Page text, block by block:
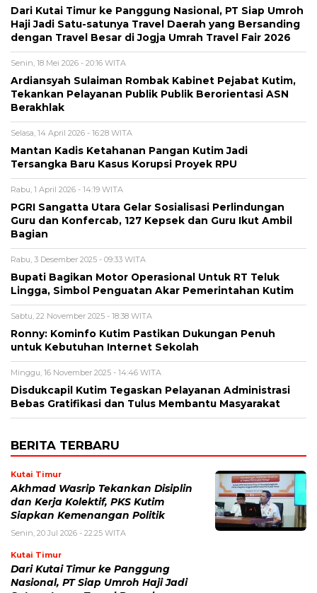
Dari Kutai Timur ke Panggung Nasional, PT Siap Umroh
Haji Jadi Satu-satunya Travel Daerah yang Bersanding
dengan Travel Besar di Jogja Umrah Travel Fair 2026
Senin, 18 Mei 2026 - 20:16 WITA
Ardiansyah Sulaiman Rombak Kabinet Pejabat Kutim,
Tekankan Pelayanan Publik Publik Berorientasi ASN
Berakhlak
Selasa, 14 April 2026 - 16:28 WITA
Mantan Kadis Ketahanan Pangan Kutim Jadi
Tersangka Baru Kasus Korupsi Proyek RPU
Rabu, 1 April 2026 - 14:19 WITA
PGRI Sangatta Utara Gelar Sosialisasi Perlindungan
Guru dan Konfercab, 127 Kepsek dan Guru Ikut Ambil
Bagian
Rabu, 3 Desember 2025 - 09:33 WITA
Bupati Bagikan Motor Operasional Untuk RT Teluk
Lingga, Simbol Penguatan Akar Pemerintahan Kutim
Sabtu, 22 November 2025 - 18:38 WITA
Ronny: Kominfo Kutim Pastikan Dukungan Penuh
untuk Kebutuhan Internet Sekolah
Minggu, 16 November 2025 - 14:46 WITA
Disdukcapil Kutim Tegaskan Pelayanan Administrasi
Bebas Gratifikasi dan Tulus Membantu Masyarakat
BERITA TERBARU
Kutai Timur
Akhmad Wasrip Tekankan Disiplin
dan Kerja Kolektif, PKS Kutim
Siapkan Kemenangan Politik
Senin, 20 Jul 2026 - 22:25 WITA
Kutai Timur
Dari Kutai Timur ke Panggung
Nasional, PT Siap Umroh Haji Jadi